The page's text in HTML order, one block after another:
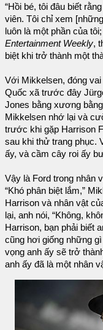
“Hồi bé, tôi đâu biết
viên. Tôi chỉ xem
luôn là một phần của
Entertainment Weekly,
biệt khi trở thành một
Với Mikkelsen, đóng
Quốc xã trước đây
Jones bằng xương bằng
Mikkelsen nhớ lại và
trước khi gặp Harrison
sau khi thử trang phục.
ấy, và cầm cây roi ấy
Vậy là Ford trong nhân
“Khó phân biệt lắm,”
Harrison và nhân vật
lại, anh nói, “Không,
Harrison, bạn phải biết
cũng hơi giống những
vọng anh ấy sẽ trở
anh ấy đã là một nhân